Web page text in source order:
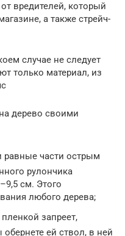
вредителей, который
а также стрейч-
случае не следует
только материал, из
дерево своими
равные части острым
рулончика
см. Этого
любого дерева;
запреет,
ей ствол, в ней